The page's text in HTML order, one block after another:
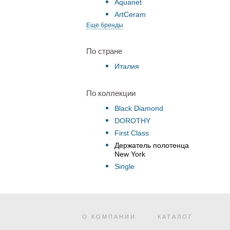
Aquanet
ArtCeram
Еще бренды
По стране
Италия
По коллекции
Black Diamond
DOROTHY
First Class
Держатель полотенца
New York
Single
О КОМПАНИИ КАТАЛОГ